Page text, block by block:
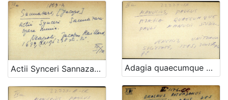
Actii Synceri Sannazarii opera omnia Adagia quaecumque Pauli Manucci studio ...